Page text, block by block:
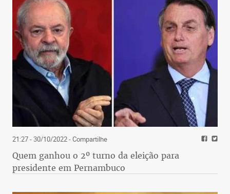
21:27 - 30/10/2022- Compartilhe
Quem ganhou o 2º turno da eleição para
presidente em Pernambuco